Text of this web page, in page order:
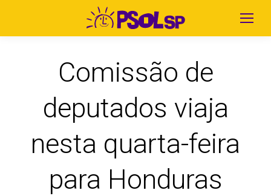
Comissão de
deputados viaja
nesta quarta-feira
para Honduras